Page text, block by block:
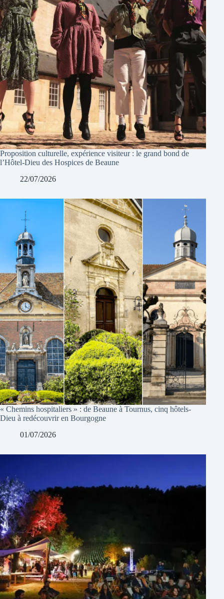
Proposition culturelle, expérience visiteur : le grand bond de
l’Hôtel-Dieu des Hospices de Beaune
22/07/2026
« Chemins hospitaliers » : de Beaune à Tournus, cinq hôtels-
Dieu à redécouvrir en Bourgogne
01/07/2026